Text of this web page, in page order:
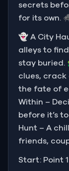
secrets
for its own.
👻 A City
alleys to
stay buried.
clues, crack
the fate of
Within –
before it’s
Hunt – A
friends,
Start: Point